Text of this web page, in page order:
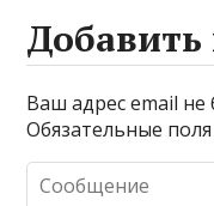
Ваш адрес email не
Обязательные